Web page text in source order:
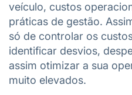
veículo, custos
práticas de gestão.
só de controlar os
identificar desvios,
assim otimizar a sua
muito elevados.